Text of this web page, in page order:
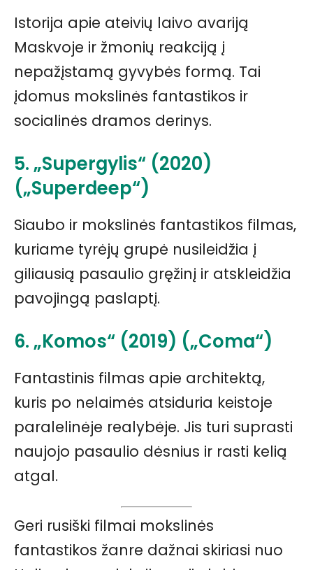
Istorija apie ateivių laivo avariją
Maskvoje ir žmonių reakciją į
nepažįstamą gyvybės formą. Tai
įdomus mokslinės fantastikos ir
socialinės dramos derinys.
5. „Supergylis“ (2020)
(„Superdeep“)
Siaubo ir mokslinės fantastikos filmas,
kuriame tyrėjų grupė nusileidžia į
giliausią pasaulio gręžinį ir atskleidžia
pavojingą paslaptį.
6. „Komos“ (2019) („Coma“)
Fantastinis filmas apie architektą,
kuris po nelaimės atsiduria keistoje
paralelinėje realybėje. Jis turi suprasti
naujojo pasaulio dėsnius ir rasti kelią
atgal.
Geri rusiški filmai mokslinės
fantastikos žanre dažnai skiriasi nuo